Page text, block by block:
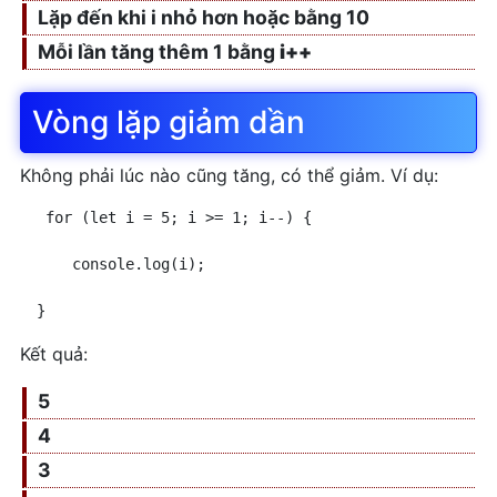
Async/Await trong
Javascript là gì
Hàm match trong Javascript
window.parent trong
JavaScript xử lý cửa số cha và
con
setTimeout trong JavaScript
Phép toán trong Javascript
URLSearchParams trong
Prototype trong javascript
Khóa học Javascript cơ bản
Biến mảng trong javascript
Ứng dụng chụp ảnh từ điện
Lặp đến khi i nhỏ hơn hoặc bằng 10
Mỗi lần tăng thêm 1 bằng i++
Vòng lặp giảm dần
Không phải lúc nào cũng tăng, có thể giảm. Ví dụ:
for (let i = 5; i >= 1; i--) {
console.log(i);
}
Kết quả:
5
4
3